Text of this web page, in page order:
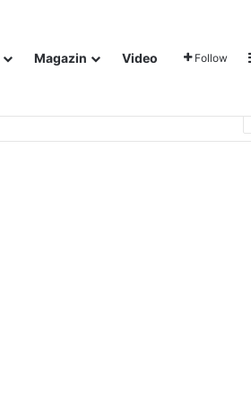
Magazin Video Follow